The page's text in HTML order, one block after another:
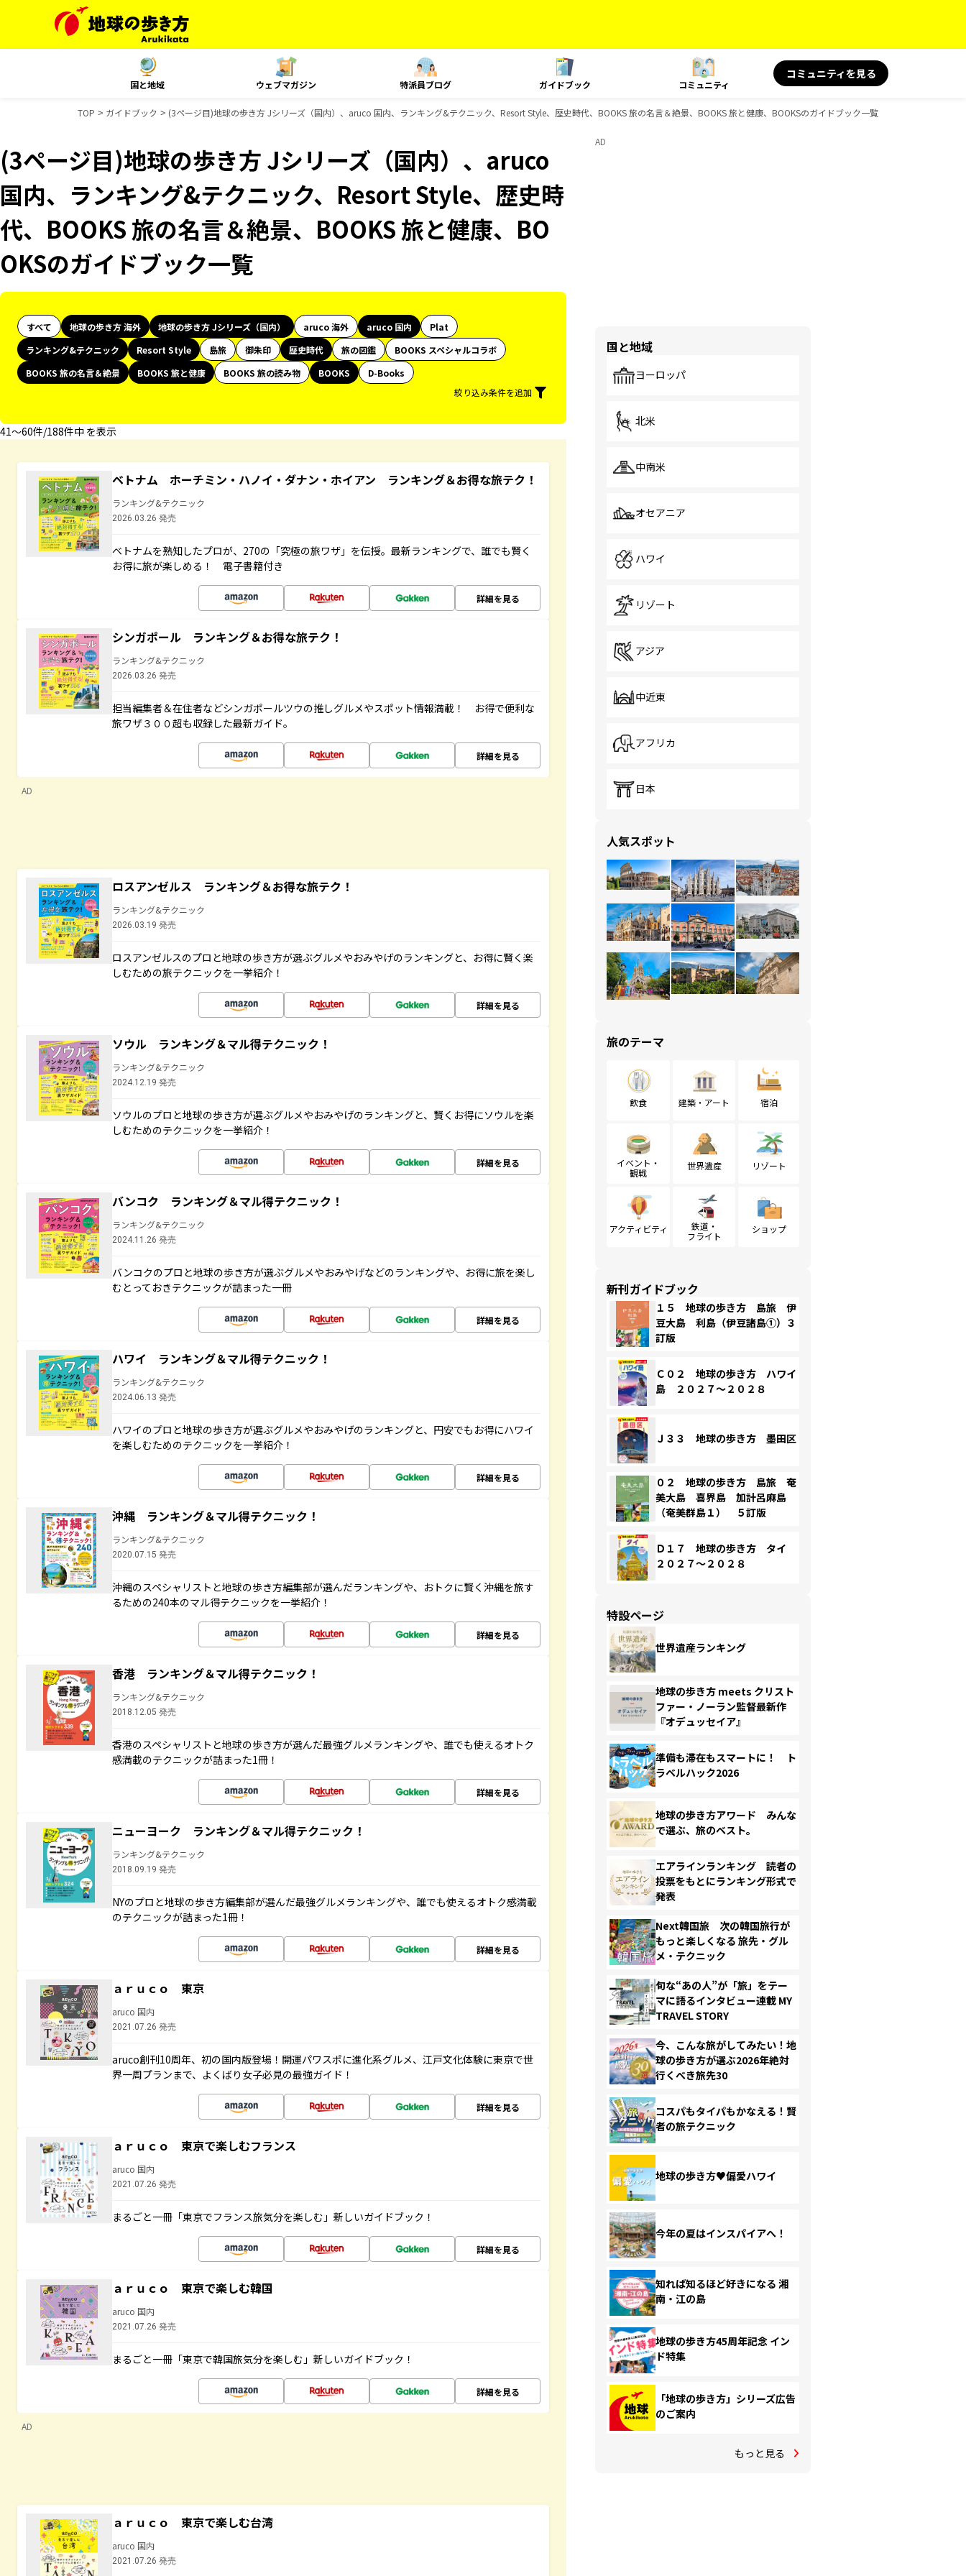
国と地域 ウェブマガジン 特派員ブログ ガイドブック コミュニティ
コミュニティを見る
TOP ガイドブック (3ページ目)地球の歩き方 Jシリーズ（国内）、aruco 国内、ランキング&テクニック、Resort Style、歴史時代、BOOKS 旅の名言＆絶景、BOOKS 旅と健康、BOOKSのガイドブック一覧
(3ページ目)地球の歩き方 Jシリーズ（国内）、aruco
国内、ランキング&テクニック、Resort Style、歴史時
代、BOOKS 旅の名言＆絶景、BOOKS 旅と健康、BO
OKSのガイドブック一覧
すべて 地球の歩き方 海外 地球の歩き方 Jシリーズ（国内） aruco 海外 aruco 国内
Plat
ランキング&テクニック
Resort Style 島旅 御朱印 歴史時代 旅の図鑑
BOOKS スペシャルコラボ
BOOKS 旅の名言＆絶景
BOOKS 旅と健康 BOOKS 旅の読み物 BOOKS
D-Books
絞り込み条件を追加
41〜60件/188件中 を表示
ベトナム ホーチミン・ハノイ・ダナン・ホイアン ランキング＆お得な旅テク！
ランキング&テクニック
2026.03.26 発売
ベトナムを熟知したプロが、270の「究極の旅ワザ」を伝授。最新ランキングで、誰でも賢く
お得に旅が楽しめる！ 電子書籍付き
詳細を見る
シンガポール ランキング＆お得な旅テク！
ランキング&テクニック
2026.03.26 発売
担当編集者＆在住者などシンガポールツウの推しグルメやスポット情報満載！ お得で便利な
旅ワザ３００超も収録した最新ガイド。
詳細を見る
AD
ロスアンゼルス ランキング＆お得な旅テク！
ランキング&テクニック
2026.03.19 発売
ロスアンゼルスのプロと地球の歩き方が選ぶグルメやおみやげのランキングと、お得に賢く楽
しむための旅テクニックを一挙紹介！
詳細を見る
ソウル ランキング＆マル得テクニック！
ランキング&テクニック
2024.12.19 発売
ソウルのプロと地球の歩き方が選ぶグルメやおみやげのランキングと、賢くお得にソウルを楽
しむためのテクニックを一挙紹介！
詳細を見る
バンコク ランキング＆マル得テクニック！
ランキング&テクニック
2024.11.26 発売
バンコクのプロと地球の歩き方が選ぶグルメやおみやげなどのランキングや、お得に旅を楽し
むとっておきテクニックが詰まった一冊
詳細を見る
ハワイ ランキング＆マル得テクニック！
ランキング&テクニック
2024.06.13 発売
ハワイのプロと地球の歩き方が選ぶグルメやおみやげのランキングと、円安でもお得にハワイ
を楽しむためのテクニックを一挙紹介！
詳細を見る
沖縄 ランキング＆マル得テクニック！
ランキング&テクニック
2020.07.15 発売
沖縄のスペシャリストと地球の歩き方編集部が選んだランキングや、おトクに賢く沖縄を旅す
るための240本のマル得テクニックを一挙紹介！
詳細を見る
香港 ランキング＆マル得テクニック！
ランキング&テクニック
2018.12.05 発売
香港のスペシャリストと地球の歩き方が選んだ最強グルメランキングや、誰でも使えるオトク
感満載のテクニックが詰まった1冊！
詳細を見る
ニューヨーク ランキング＆マル得テクニック！
ランキング&テクニック
2018.09.19 発売
NYのプロと地球の歩き方編集部が選んだ最強グルメランキングや、誰でも使えるオトク感満載
のテクニックが詰まった1冊！
詳細を見る
ａｒｕｃｏ 東京
aruco 国内
2021.07.26 発売
aruco創刊10周年、初の国内版登場！開運パワスポに進化系グルメ、江戸文化体験に東京で世
界一周プランまで、よくばり女子必見の最強ガイド！
詳細を見る
ａｒｕｃｏ 東京で楽しむフランス
aruco 国内
2021.07.26 発売
まるごと一冊「東京でフランス旅気分を楽しむ」新しいガイドブック！
詳細を見る
ａｒｕｃｏ 東京で楽しむ韓国
aruco 国内
2021.07.26 発売
まるごと一冊「東京で韓国旅気分を楽しむ」新しいガイドブック！
詳細を見る
AD
ａｒｕｃｏ 東京で楽しむ台湾
aruco 国内
2021.07.26 発売
AD
国と地域
ヨーロッパ
北米
中南米
オセアニア
ハワイ
リゾート
アジア
中近東
アフリカ
日本
人気スポット
旅のテーマ
飲食 建築・アート 宿泊
イベント・
観戦
世界遺産 リゾート
アクティビティ
鉄道・
フライト
ショップ
新刊ガイドブック
１５ 地球の歩き方 島旅 伊
豆大島 利島（伊豆諸島①）３
訂版
Ｃ０２ 地球の歩き方 ハワイ
島 ２０２７～２０２８
Ｊ３３ 地球の歩き方 墨田区
０２ 地球の歩き方 島旅 奄
美大島 喜界島 加計呂麻島
（奄美群島１） ５訂版
Ｄ１７ 地球の歩き方 タイ
２０２７～２０２８
特設ページ
世界遺産ランキング
地球の歩き方 meets クリスト
ファー・ノーラン監督最新作
『オデュッセイア』
準備も滞在もスマートに！ ト
ラベルハック2026
地球の歩き方アワード みんな
で選ぶ、旅のベスト。
エアラインランキング 読者の
投票をもとにランキング形式で
発表
Next韓国旅 次の韓国旅行が
もっと楽しくなる 旅先・グル
メ・テクニック
旬な“あの人”が「旅」をテー
マに語るインタビュー連載 MY
TRAVEL STORY
今、こんな旅がしてみたい！地
球の歩き方が選ぶ2026年絶対
行くべき旅先30
コスパもタイパもかなえる！賢
者の旅テクニック
地球の歩き方♥偏愛ハワイ
今年の夏はインスパイアへ！
知れば知るほど好きになる 湘
南・江の島
地球の歩き方45周年記念 イン
ド特集
「地球の歩き方」シリーズ広告
のご案内
もっと見る